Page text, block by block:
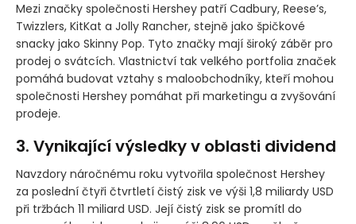
Mezi značky společnosti Hershey patří Cadbury, Reese’s,
Twizzlers, KitKat a Jolly Rancher, stejně jako špičkové
snacky jako Skinny Pop. Tyto značky mají široký záběr pro
prodej o svátcích. Vlastnictví tak velkého portfolia značek
pomáhá budovat vztahy s maloobchodníky, kteří mohou
společnosti Hershey pomáhat při marketingu a zvyšování
prodeje.
3. Vynikající výsledky v oblasti dividend
Navzdory náročnému roku vytvořila společnost Hershey
za poslední čtyři čtvrtletí čistý zisk ve výši 1,8 miliardy USD
při tržbách 11 miliard USD. Její čistý zisk se promítl do